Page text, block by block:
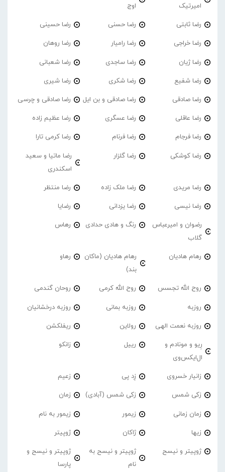
امیرتیک
اوج
رضا ثابتی رضا حسنی رضا حسینی
رضا خراجی رضا رامیار رضا روهان
رضا ژیان رضا ساجدی رضا شعبانی
رضا شفیع رضا شکری رضا شیری
رضا صادقی رضا صادقی و بن ایل رضا صادقی و چرسی
رضا عاقلی رضا عسگری رضا عظیم زاده
رضا فرجام رضا فرنام رضا کرمی تارا
رضا کوشکی رضا گلزار
رضا ماتیا و سعید
اسکندری
رضا مریدی رضا ملک زاده رضا منتظر
رضا نیسی رضا یزدانی رضایا
رضوان و امیرعباس
گلاب
رنگ و هادی حدادی رهاس
رهام هادیان
رهام هادیان (ماکان
بند)
رهاو
روح الله تجسس روح الله کرمی روحان گندمی
روزبه روزبه بمانی روزبه درخشانیان
روزبه نعمت الهی رولاین ریفلکشن
رِیو و مونادم و
ال‌ایکس‌وی
رییل زانکو
زانیار خسروی زِد پی زعیم
زکی شمس زکی شمس (آبادی) زمان
زمان زمانی زیمور زیمور به نام
زیها ژاکان ژوپیتر
ژوپیتر و نیسح
ژوپیتر و نیسح به
نام
ژوپیتر و نیسح و
پارسا